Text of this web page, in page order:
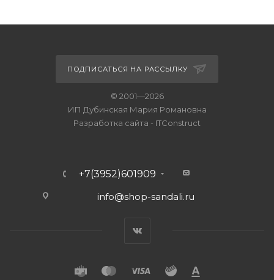
ПОДПИСАТЬСЯ НА РАССЫЛКУ
© 2001—2026
ИП Дубинская Мария Романовна
Разработка сайта - ITConstruct
+7(3952)601909
info@shop-sandali.ru